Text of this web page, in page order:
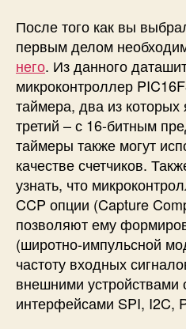
После того как вы
первым делом
него. Из данного
микроконтроллер
таймера, два из
третий – с 16-битным
таймеры также могут
качестве счетчиков.
узнать, что
CCP опции (Capture
позволяют ему
(широтно-импульсной
частоту входных
внешними устройствами
интерфейсами SPI, I2C,